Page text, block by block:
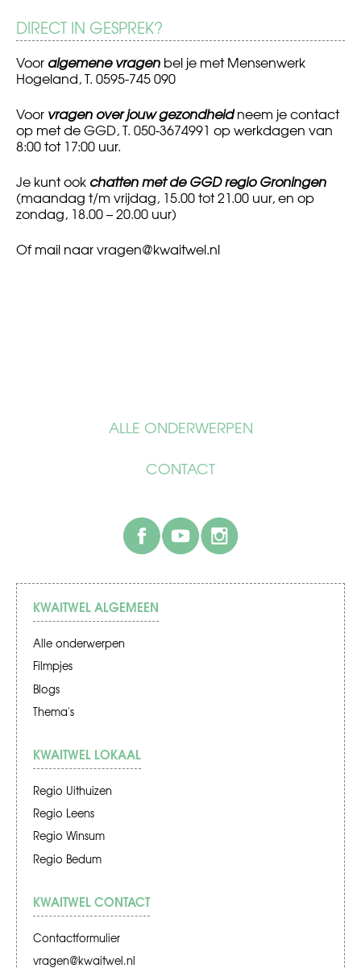
ALLE ONDERWERPEN
CONTACT
facebook
DIRECT IN GESPREK?
Voor algemene vragen bel je met Mensenwerk
Hogeland, T. 0595-745 090
Voor vragen over jouw gezondheidneem je contact
op met de GGD, T. 050-3674991 op werkdagen van
8:00 tot 17:00 uur.
Je kunt ook chatten met de GGD regio Groningen
(maandag t/m vrijdag, 15.00 tot 21.00 uur, en op
zondag, 18.00 – 20.00 uur)
Of mail naarvragen@kwaitwel.nl
KWAITWEL ALGEMEEN
Alle onderwerpen
Filmpjes
Blogs
Thema's
KWAITWEL LOKAAL
Regio Uithuizen
Regio Leens
Regio Winsum
Regio Bedum
KWAITWEL CONTACT
Contactformulier
vragen@kwaitwel.nl